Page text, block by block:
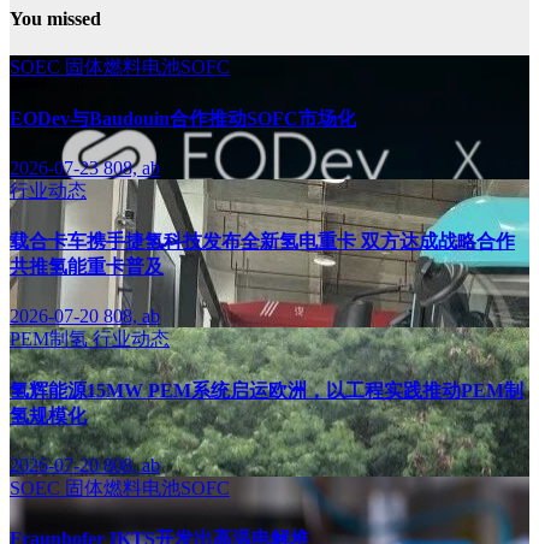
You missed
SOEC 固体燃料电池SOFC
EODev与Baudouin合作推动SOFC市场化
2026-07-23808, ab
行业动态
载合卡车携手捷氢科技发布全新氢电重卡 双方达成战略合作
共推氢能重卡普及
2026-07-20 808, ab
PEM制氢行业动态
氢辉能源15MW PEM系统启运欧洲，以工程实践推动PEM制
氢规模化
2026-07-20808, ab
SOEC 固体燃料电池SOFC
Fraunhofer IKTS开发出高温电解堆